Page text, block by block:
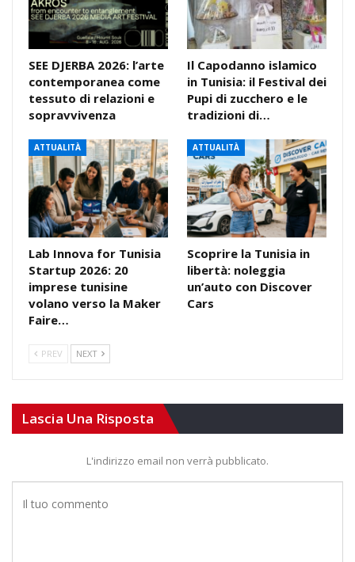
SEE DJERBA 2026: l’arte
contemporanea come
tessuto di relazioni e
sopravvivenza
Il Capodanno islamico
in Tunisia: il Festival dei
Pupi di zucchero e le
tradizioni di…
ATTUALITÀ
Lab Innova for Tunisia
Startup 2026: 20
imprese tunisine
volano verso la Maker
Faire…
ATTUALITÀ
Scoprire la Tunisia in
libertà: noleggia
un’auto con Discover
Cars
PREV NEXT
Lascia Una Risposta
L'indirizzo email non verrà pubblicato.